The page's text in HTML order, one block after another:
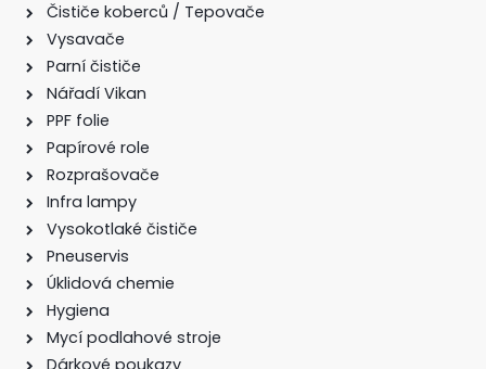
Čističe koberců / Tepovače
Vysavače
Parní čističe
Nářadí Vikan
PPF folie
Papírové role
Rozprašovače
Infra lampy
Vysokotlaké čističe
Pneuservis
Úklidová chemie
Hygiena
Mycí podlahové stroje